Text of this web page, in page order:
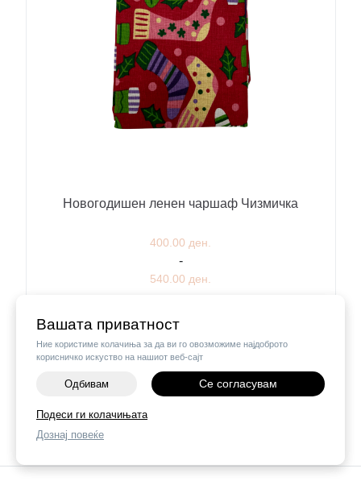
Вашата приватност
Ние користиме колачиња за да ви го овозможиме најдоброто
корисничко искуство на нашиот веб-сајт
Одбивам Се согласувам
Подеси ги колачињата
Дознај повеќе
Новогодишен ленен чаршаф Чизмичка
400.00 ден.
-
540.00 ден.
4